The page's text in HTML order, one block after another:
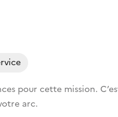
pour cette mission.
arc.